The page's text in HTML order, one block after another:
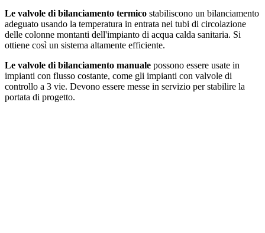
Le valvole di bilanciamento termico stabiliscono un bilanciamento
adeguato usando la temperatura in entrata nei tubi di circolazione
delle colonne montanti dell'impianto di acqua calda sanitaria. Si
ottiene così un sistema altamente efficiente.
Le valvole di bilanciamento manuale possono essere usate in
impianti con flusso costante, come gli impianti con valvole di
controllo a 3 vie. Devono essere messe in servizio per stabilire la
portata di progetto.